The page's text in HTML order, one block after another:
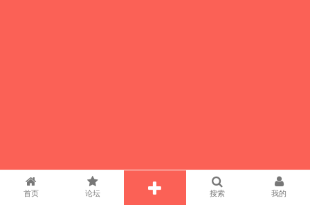
首页 论坛 搜索 我的